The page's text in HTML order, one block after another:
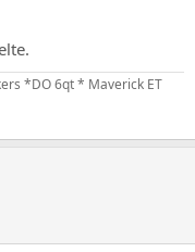
*DO 6qt * Maverick ET